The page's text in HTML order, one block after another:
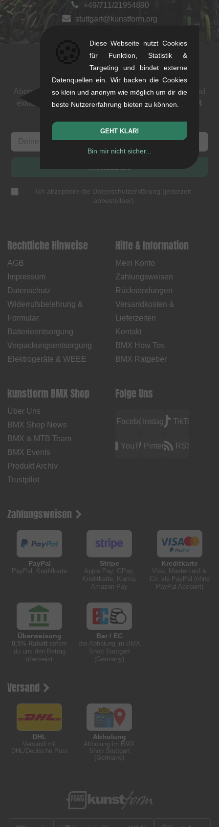
+49/711/21954890
stuttgart@kunstform.org
Newsletter
Abonniere unseren Newsletter: Events, BMX News und
exklusive Deals. Als Dank bekommst du einen
5 EUR
ANMELDEN
Ich akzeptiere die Datenschutzerklärung (jederzeit
abbestellbar)
Rechtliche Hinweise
AGB
Impressum
Datenschutz
Widerrufsbelehrung &
Formular
Batterieentsorgung
Verpackungsentsorgung
Elektrogeräte & WEEE
Hilfe & Information
Mein Konto
Zahlungsweisen
Rücksendungen
Versandkosten &
Lieferzeiten
Kontakt
BMX How Tos
BMX Ratgeber
kunstform BMX Shop
Über Uns
BMX Shop News
BMX & MTB Team
BMX Events
Produkt Archiv
Trustpilot
Folge Uns
FacebookInstagramTikTok
YouTubePinterest RSS
Zahlungsweisen
PayPal
PayPal, Kreditkarte
Stripe
Apple Pay, GPay,
Kreditkarte, Klarna,
Amazon Pay
Kreditkarte
Visa, Mastercard &
Co. via PayPal (ohne
PayPal Account)
Überweisung
0,5% Rabatt sofern
du uns den Betrag
überweist
Bar / EC
Bei Abholung im BMX
Shop Stuttgart
(Germany)
Versand
DHL
Versand mit
DHL/Deutsche Post
Abholung
Abholung im BMX
Shop Stuttgart
(Germany)
Diese Webseite nutzt Cookies
für Funktion, Statistik &
Targeting und bindet externe
Datenquellen ein. Wir backen die Cookies
so klein und anonym wie möglich um dir die
beste Nutzererfahrung bieten zu können.
GEHT KLAR!
Bin mir nicht sicher...